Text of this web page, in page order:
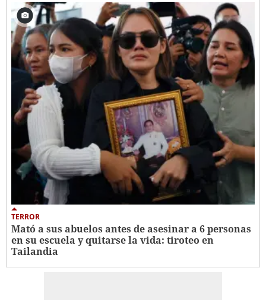
TERROR
Mató a sus abuelos antes de asesinar a 6 personas
en su escuela y quitarse la vida: tiroteo en
Tailandia